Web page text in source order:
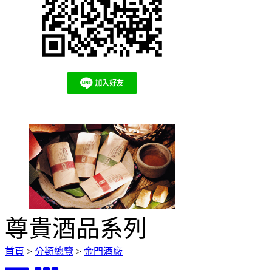
尊貴酒品系列
首頁 > 分類總覽 > 金門酒廠